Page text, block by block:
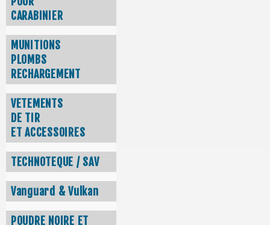
CARABINIER
MUNITIONS
PLOMBS
RECHARGEMENT
VETEMENTS
DE TIR
ET ACCESSOIRES
TECHNOTEQUE / SAV
Vanguard & Vulkan
POUDRE NOIRE ET